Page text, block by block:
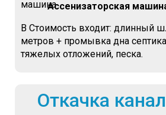
Ассенизаторская
В Стоимость входит: длинный
метров + промывка дна
тяжелых отложений, песка.
Откачка